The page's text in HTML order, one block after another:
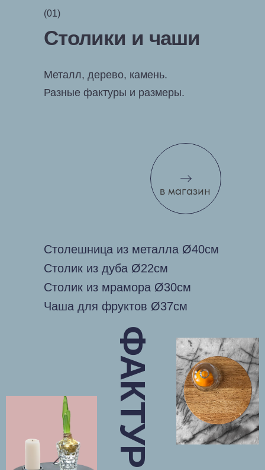
в магазин
Столики и чаши
(01)
Металл, дерево, камень.
Разные фактуры и размеры.
ФАКТУРЫ
Столешница из металла Ø40см
Столик из дуба Ø22см
Столик из мрамора Ø30см
Чаша для фруктов Ø37см